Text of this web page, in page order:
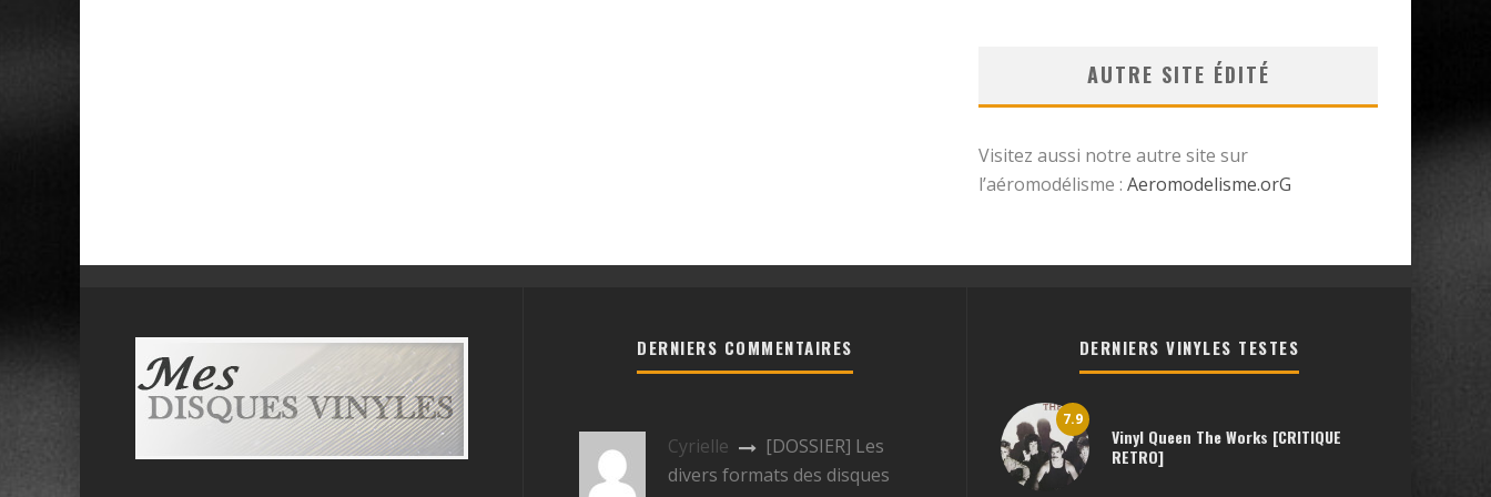
AUTRE SITE ÉDITÉ
Visitez aussi notre autre site sur
l’aéromodélisme : Aeromodelisme.orG
DERNIERS COMMENTAIRES
Cyrielle
[DOSSIER] Les
divers formats des disques
DERNIERS VINYLES TESTES
7.9
Vinyl Queen The Works [CRITIQUE
RETRO]